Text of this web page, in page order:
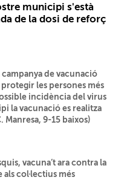
municipi s'està
de la dosi de reforç
campanya de vacunació
les persones més
incidència del virus
la vacunació es realitza
Manresa, 9-15 baixos)
vacuna’t ara contra la
col·lectius més